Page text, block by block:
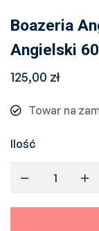
Boazeria
Angielski
125,00 zł
Towar na
Ilość